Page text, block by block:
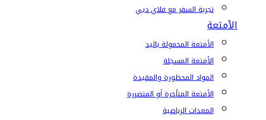
تجربة السفر مع فلاي دبي
الأمتعة
الأمتعة المحمولة باليد
الأمتعة المسجلة
المواد المحظورة والمقيدة
الأمتعة المتأخرة أو المتضررة
المعدات الرياضية